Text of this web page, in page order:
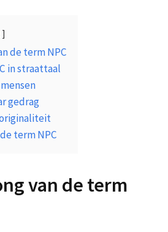
de term NPC
in straattaal
gedrag
term NPC
van de term